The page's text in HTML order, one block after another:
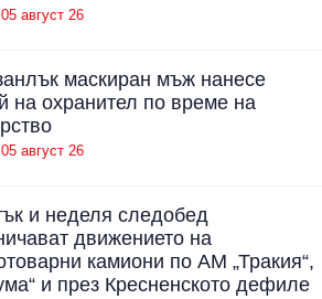
август 26
маскиран мъж нанесе
на охранител по време на
август 26
и неделя следобед
движението на
камиони по АМ „Тракия“,
и през Кресненското дефиле